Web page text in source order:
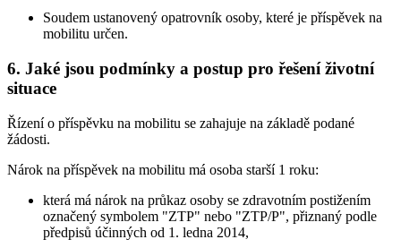
Soudem ustanovený opatrovník osoby, které je příspěvek na
mobilitu určen.
6. Jaké jsou podmínky a postup pro řešení životní
situace
Řízení o příspěvku na mobilitu se zahajuje na základě podané
žádosti.
Nárok na příspěvek na mobilitu má osoba starší 1 roku:
která má nárok na průkaz osoby se zdravotním postižením
označený symbolem "ZTP" nebo "ZTP/P", přiznaný podle
předpisů účinných od 1. ledna 2014,